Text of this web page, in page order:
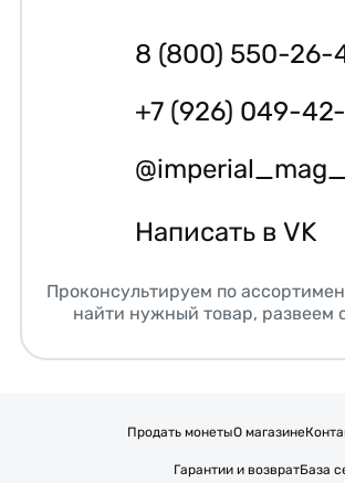
8 (800) 550-26-
+7 (926) 049-
Написать в VK
Проконсультируем по
найти нужный товар, развеем
Продать монетыО магазине
Гарантии и возвратБаза